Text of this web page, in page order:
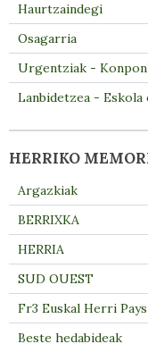
Haurtzaindegi
Osagarria
Urgentziak -
Lanbidetzea -
HERRIKO
Argazkiak
BERRIXKA
HERRIA
SUD OUEST
Fr3 Euskal Herri
Beste hedabideak